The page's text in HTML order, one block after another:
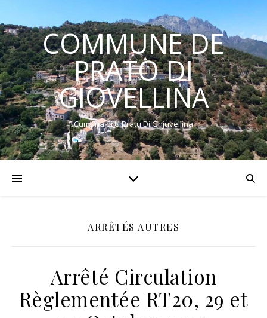
COMMUNE DE
PRATO DI
GIOVELLINA
Cumuna di U Pratu Di Ghjuvellina
ARRÊTÉS AUTRES
Arrêté Circulation
Règlementée RT20, 29 et